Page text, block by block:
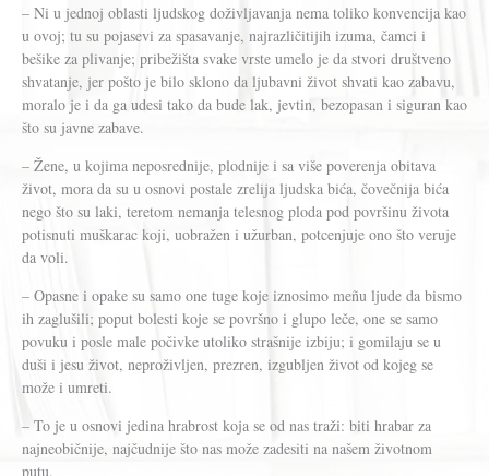
– Ni u jednoj oblasti ljudskog doživljavanja nema toliko konvencija kao
u ovoj; tu su pojasevi za spasavanje, najrazličitijih izuma, čamci i
bešike za plivanje; pribežišta svake vrste umelo je da stvori društveno
shvatanje, jer pošto je bilo sklono da ljubavni život shvati kao zabavu,
moralo je i da ga udesi tako da bude lak, jevtin, bezopasan i siguran kao
što su javne zabave.
– Žene, u kojima neposrednije, plodnije i sa više poverenja obitava
život, mora da su u osnovi postale zrelija ljudska bića, čovečnija bića
nego što su laki, teretom nemanja telesnog ploda pod površinu života
potisnuti muškarac koji, uobražen i užurban, potcenjuje ono što veruje
da voli.
– Opasne i opake su samo one tuge koje iznosimo meñu ljude da bismo
ih zaglušili; poput bolesti koje se površno i glupo leče, one se samo
povuku i posle male počivke utoliko strašnije izbiju; i gomilaju se u
duši i jesu život, neproživljen, prezren, izgubljen život od kojeg se
može i umreti.
– To je u osnovi jedina hrabrost koja se od nas traži: biti hrabar za
najneobičnije, najčudnije što nas može zadesiti na našem životnom
putu.